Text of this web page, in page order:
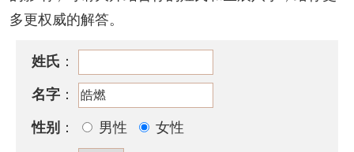
皓燃名字五行属性
皓燃的姓名五行组合是：木-火。这种组合的人有智
谋，富有决断力和执行力，领导力强。其人意志坚
定，做事有计划，有耐心，能团结众人，调配各种资
源来实现自己的人生抱负，成就一番大事业。
多更权威的解答。
姓氏 ：
名字 ：
性别 ： 男性 女性